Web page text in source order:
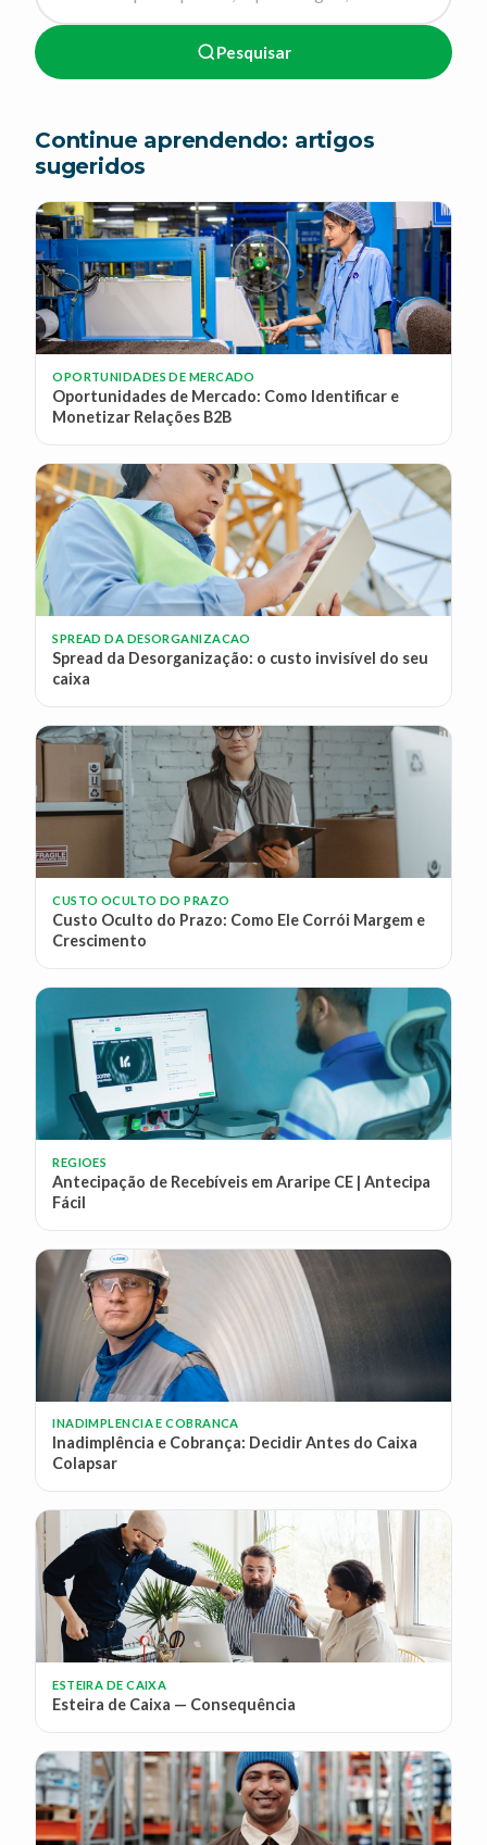
Pesquisar
Continue aprendendo: artigos
sugeridos
OPORTUNIDADES DE MERCADO
Oportunidades de Mercado: Como Identificar e
Monetizar Relações B2B
SPREAD DA DESORGANIZACAO
Spread da Desorganização: o custo invisível do seu
caixa
CUSTO OCULTO DO PRAZO
Custo Oculto do Prazo: Como Ele Corrói Margem e
Crescimento
REGIOES
Antecipação de Recebíveis em Araripe CE | Antecipa
Fácil
INADIMPLENCIA E COBRANCA
Inadimplência e Cobrança: Decidir Antes do Caixa
Colapsar
ESTEIRA DE CAIXA
Esteira de Caixa — Consequência